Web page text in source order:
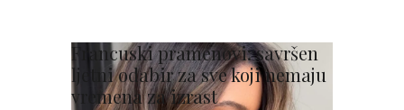
Francuski pramenovi: savršen
ljetni odabir za sve koji nemaju
vremena za izrast